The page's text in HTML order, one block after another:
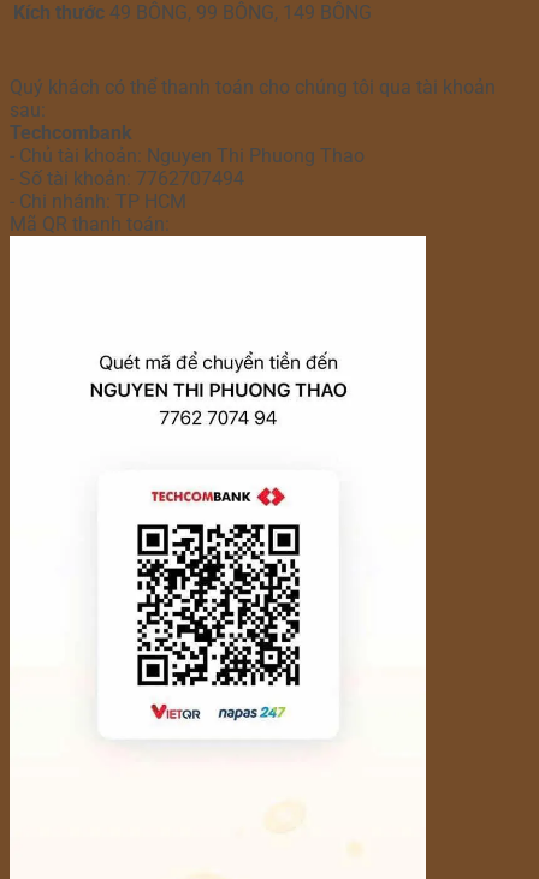
Kích thước 49 BÔNG, 99 BÔNG, 149 BÔNG
Quý khách có thể thanh toán cho chúng tôi qua tài khoản
sau:
Techcombank
- Chủ tài khoản: Nguyen Thi Phuong Thao
- Số tài khoản: 7762707494
- Chi nhánh: TP HCM
Mã QR thanh toán: